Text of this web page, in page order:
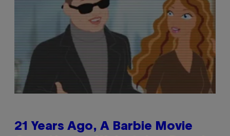
21 Years Ago, A Barbie Movie